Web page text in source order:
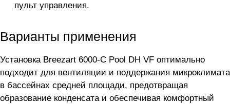
пульт управления.
Варианты применения
Установка Breezart 6000-C Pool DH VF оптимально
подходит для вентиляции и поддержания микроклимата
в бассейнах средней площади, предотвращая
образование конденсата и обеспечивая комфортный